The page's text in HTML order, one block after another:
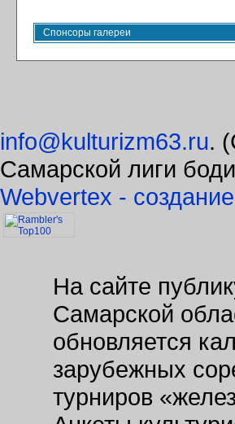
info@kulturizm63.ru
.
Самарской лиги
Webvertex -
На сайте
Самарской
обновляется
зарубежных
турниров
Анкеты